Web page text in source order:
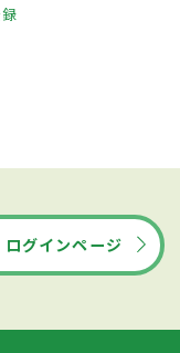
グインページ